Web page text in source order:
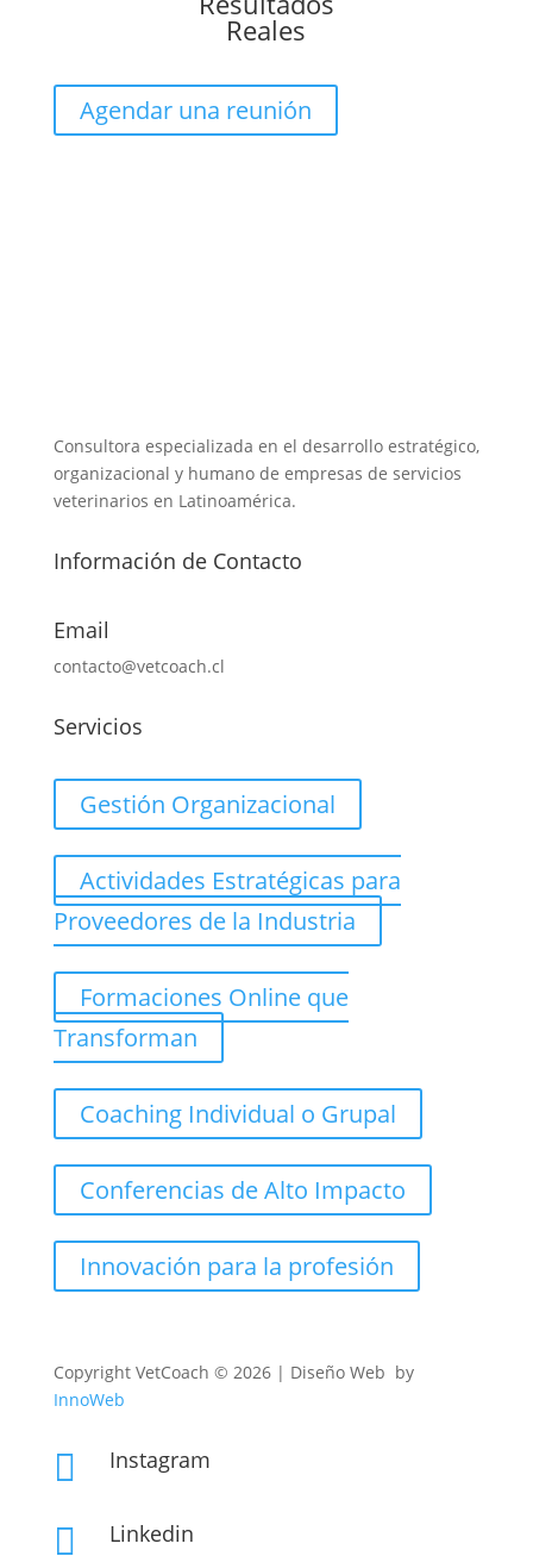
Reales
Agendar una reunión
Consultora especializada en el desarrollo estratégico,
organizacional y humano de empresas de servicios
veterinarios en Latinoamérica.
Información de Contacto
Email
contacto@vetcoach.cl
Servicios
Gestión Organizacional
Actividades Estratégicas para
Proveedores de la Industria
Formaciones Online que
Transforman
Coaching Individual o Grupal
Conferencias de Alto Impacto
Innovación para la profesión
CopyrightVetCoach © 2026 | Diseño Web by
InnoWeb
 Instagram
 Linkedin